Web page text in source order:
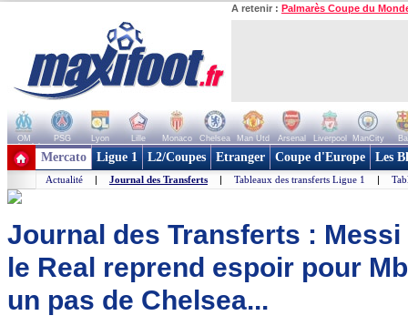
A retenir : Palmarès Coupe du
OM PSG Lyon Lille Monaco Chelsea Man Utd Arsenal Liverpool ManCity
+ de clubs
Mercato Ligue 1 L2/Coupes Etranger Coupe d'Europe Les
Actualité | Journal des Transferts | Tableaux des transferts Ligue 1 |
Journal des Transferts : Messi
le Real reprend espoir pour
un pas de Chelsea...